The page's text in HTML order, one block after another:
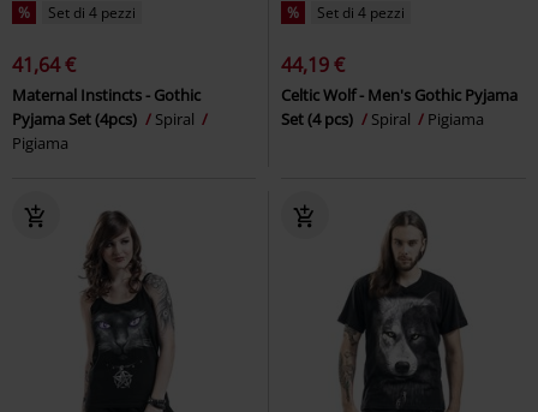
% Set di 4 pezzi
41,64 €
Maternal Instincts - Gothic
Pyjama Set (4pcs)
Spiral
Pigiama
% Set di 4 pezzi
44,19 €
Celtic Wolf - Men's Gothic Pyjama
Set (4 pcs)
Spiral Pigiama